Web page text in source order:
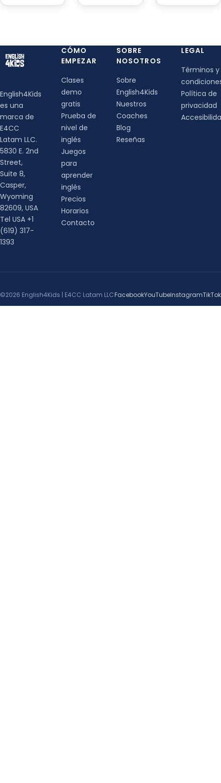
English4Kids
es una
marca de
E4CC
Latam LLC.
5830 E. 2nd
Street,
Suite 8,
Casper,
Wyoming
82609, USA
Tel USA +1
(619) 317-
1393
CÓMO
EMPEZAR
Clases
demo
gratis
Prueba de
nivel de
inglés
Juegos
para
aprender
inglés
Precios
Horarios
Contacto
SOBRE
NOSOTROS
Sobre
English4Kids
Nuestros
Coaches
Blog
Reseñas
LEGAL
Términos y
Política de
privacidad
©2026 English4Kids | E4CC Latam LLCFacebookYouTubeInstagramTikTok